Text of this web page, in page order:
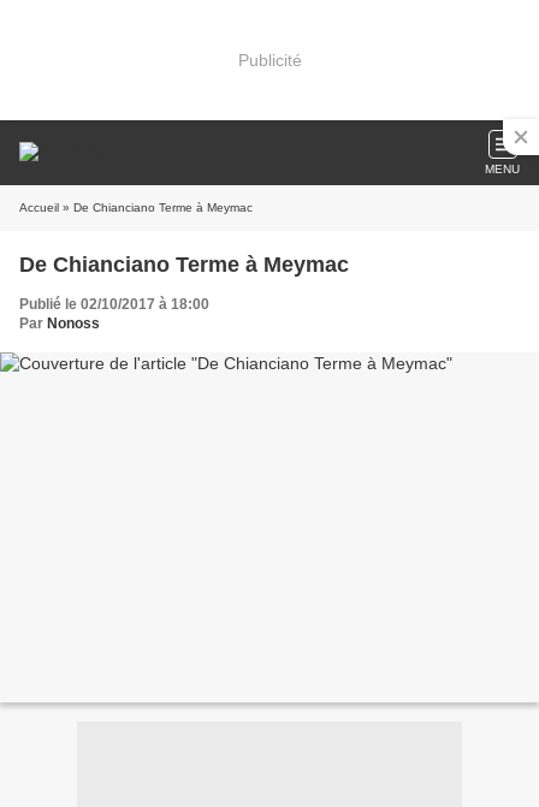
Publicité
MENU
Accueil » De Chianciano Terme à Meymac
De Chianciano Terme à Meymac
Publié le 02/10/2017 à 18:00
Par Nonoss